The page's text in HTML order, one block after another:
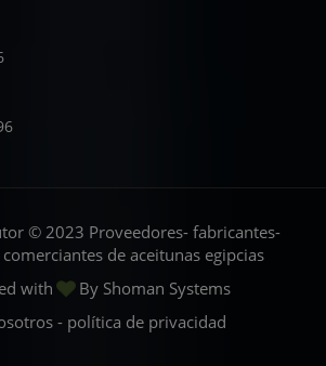
© 2023 Proveedores- fabricantes-
de aceitunas egipcias
with
By Shoman Systems
- política de privacidad